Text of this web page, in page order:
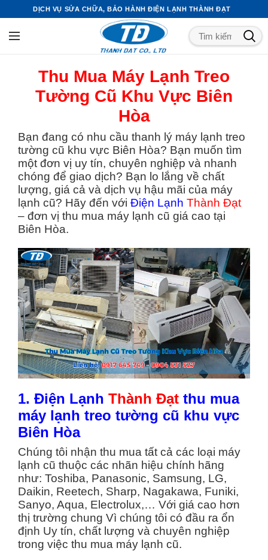
DỊCH VỤ SỬA CHỮA, BẢO HÀNH ĐIỆN LẠNH THÀNH ĐẠT
Thu Mua Máy Lạnh Treo
Tường Cũ Khu Vực Biên
Hòa
Bạn đang có nhu cầu thanh lý máy lạnh treo
tường cũ khu vực Biên Hòa? Bạn muốn tìm
một đơn vị uy tín, chuyên nghiệp và nhanh
chóng để giao dịch? Bạn lo lắng về chất
lượng, giá cả và dịch vụ hậu mãi của máy
lạnh cũ? Hãy đến với Điện Lạnh Thành Đạt
– đơn vị thu mua máy lạnh cũ giá cao tại
Biên Hòa.
1. Điện Lạnh Thành Đạt thu mua
máy lạnh treo tường cũ khu vực
Biên Hòa
Chúng tôi nhận thu mua tất cả các loại máy
lạnh cũ thuộc các nhãn hiệu chính hãng
như: Toshiba, Panasonic, Samsung, LG,
Daikin, Reetech, Sharp, Nagakawa, Funiki,
Sanyo, Aqua, Electrolux,… Với giá cao hơn
thị trường chung Vì chúng tôi có đầu ra ổn
định Uy tín, chất lượng và chuyên nghiệp
trong việc thu mua máy lạnh cũ.